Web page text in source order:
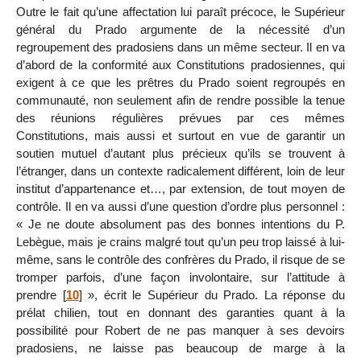
Outre le fait qu’une affectation lui paraît précoce, le Supérieur
général du Prado argumente de la nécessité d’un
regroupement des pradosiens dans un même secteur. Il en va
d’abord de la conformité aux Constitutions pradosiennes, qui
exigent à ce que les prêtres du Prado soient regroupés en
communauté, non seulement afin de rendre possible la tenue
des réunions régulières prévues par ces mêmes
Constitutions, mais aussi et surtout en vue de garantir un
soutien mutuel d’autant plus précieux qu’ils se trouvent à
l’étranger, dans un contexte radicalement différent, loin de leur
institut d’appartenance et…, par extension, de tout moyen de
contrôle. Il en va aussi d’une question d’ordre plus personnel :
« Je ne doute absolument pas des bonnes intentions du P.
Lebègue, mais je crains malgré tout qu’un peu trop laissé à lui-
même, sans le contrôle des confrères du Prado, il risque de se
tromper parfois, d’une façon involontaire, sur l’attitude à
prendre [10] », écrit le Supérieur du Prado. La réponse du
prélat chilien, tout en donnant des garanties quant à la
possibilité pour Robert de ne pas manquer à ses devoirs
pradosiens, ne laisse pas beaucoup de marge à la